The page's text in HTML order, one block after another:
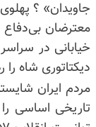
معترضان بی‌دفاع
خیابانی در
دیکتاتوری شاه
مردم ایران
تاریخی اساسی